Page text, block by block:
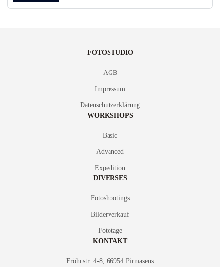
FOTOSTUDIO
AGB
Impressum
Datenschutzerklärung
WORKSHOPS
Basic
Advanced
Expedition
DIVERSES
Fotoshootings
Bilderverkauf
Fototage
KONTAKT
Fröhnstr. 4-8, 66954 Pirmasens